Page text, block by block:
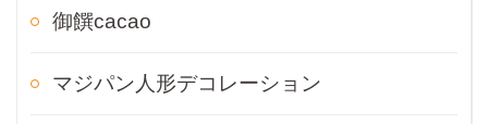
御饌cacao
マジパン人形デコレーション